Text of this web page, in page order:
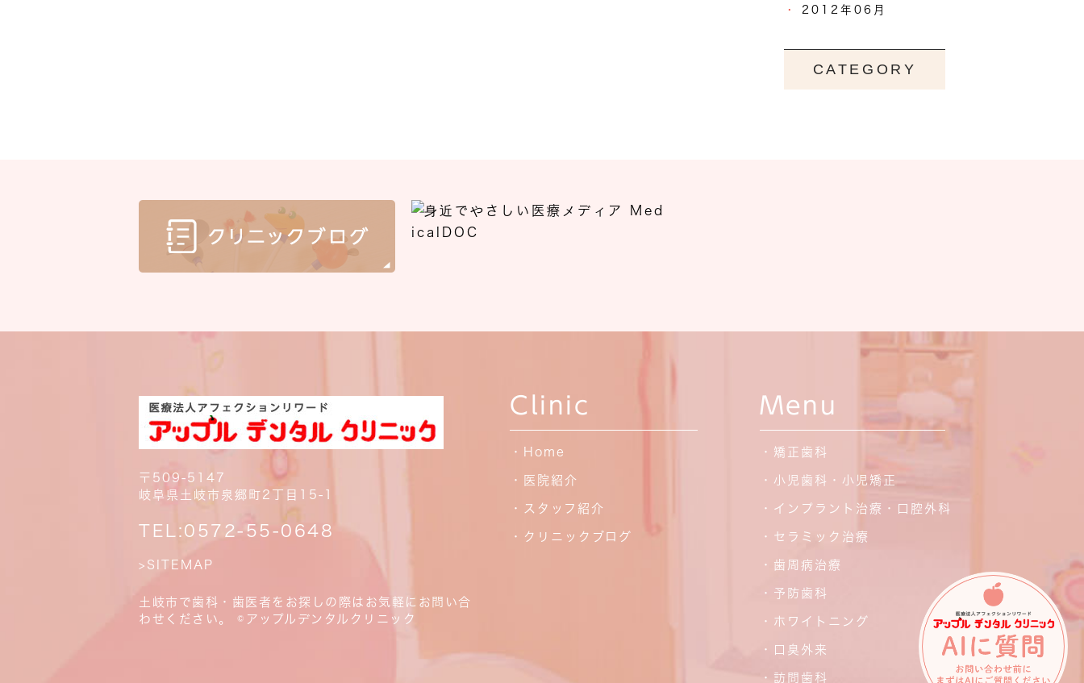
2012年06月
CATEGORY
〒509-5147
岐阜県土岐市泉郷町2丁目15-1
TEL:0572-55-0648
>SITEMAP
土岐市で歯科・歯医者をお探しの際はお気軽にお問い合
わせください。 ©アップルデンタルクリニック
Clinic
・Home
・医院紹介
・スタッフ紹介
・クリニックブログ
Menu
・矯正歯科
・小児歯科・小児矯正
・インプラント治療・口腔外科
・セラミック治療
・歯周病治療
・予防歯科
・ホワイトニング
・口臭外来
・訪問歯科